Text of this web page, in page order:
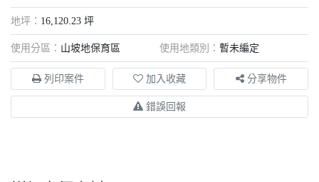
地坪： 16,120.23 坪
使用分區： 山坡地保育區 使用地類別： 暫未編定
列印案件 加入收藏 分享物件
錯誤回報